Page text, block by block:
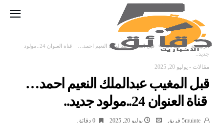
‫الرئيسية‬ مقالات
قبل المغيب عبدالملك النعيم احمد… قناة العنوان 24..مولود
جديد..
مقالات - يوليو 20, 2025
قبل المغيب عبدالملك النعيم احمد…
قناة العنوان 24..مولود جديد..
يوليو 20, 2025 0 ‫دقائق‬